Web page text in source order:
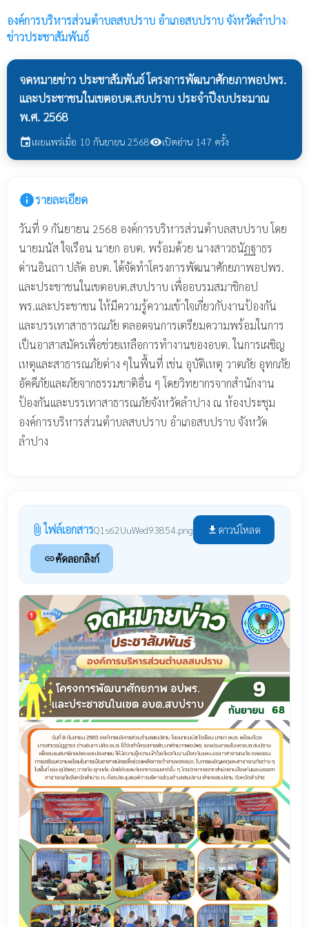
องค์การบริหารส่วนตำบลสบปราบ อำเภอสบปราบ จังหวัดลำปาง›
ข่าวประชาสัมพันธ์
จดหมายข่าว ประชาสัมพันธ์ โครงการพัฒนาศักยภาพอปพร.
และประชาชนในเขตอบต.สบปราบ ประจำปีงบประมาณ
พ.ศ. 2568
eventเผยแพร่เมื่อ 10 กันยายน 2568visibilityเปิดอ่าน 147 ครั้ง
infoรายละเอียด
วันที่ 9 กันยายน 2568 องค์การบริหารส่วนตำบลสบปราบ โดย
นายมนัส ใจเรือน นายก อบต. พร้อมด้วย นางสาวธนัฏฐาธร
ด่านอินถา ปลัด อบต. ได้จัดทำโครงการพัฒนาศักยภาพอปพร.
และประชาชนในเขตอบต.สบปราบ เพื่ออบรมสมาชิกอป
พร.และประชาชน ให้มีความรู้ความเข้าใจเกี่ยวกับงานป้องกัน
และบรรเทาสาธารณภัย ตลอดจนการเตรียมความพร้อมในการ
เป็นอาสาสมัครเพื่อช่วยเหลือการทำงานของอบต. ในการเผชิญ
เหตุและสาธารณภัยต่าง ๆในพื้นที่ เช่น อุบัติเหตุ วาตภัย อุทกภัย
อัคคีภัยและภัยจากธรรมชาติอื่น ๆ โดยวิทยากรจากสำนักงาน
ป้องกันและบรรเทาสาธารณภัยจังหวัดลำปาง ณ ห้องประชุม
องค์การบริหารส่วนตำบลสบปราบ อำเภอสบปราบ จังหวัด
ลำปาง
attach_file ไฟล์เอกสารQ1s62UuWed93854.png file_download ดาวน์โหลด
linkคัดลอกลิงก์